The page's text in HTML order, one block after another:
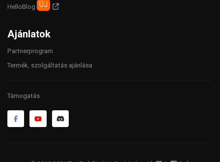
HelloBlog ÚJ
Ajánlatok
Partnerprogram
Termék, szolgáltatás ajánlása
Támogatás